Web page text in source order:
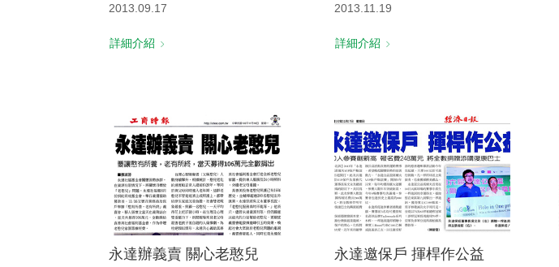
2013.09.17
詳細介紹
2013.11.19
詳細介紹
永達辦義賣 關心老憨兒 永達邀保戶 揮桿作公益